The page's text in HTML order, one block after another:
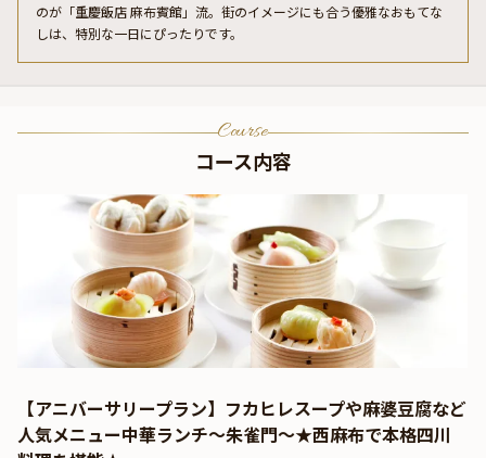
のが「重慶飯店 麻布賓館」流。街のイメージにも合う優雅なおもてな
しは、特別な一日にぴったりです。
Course
コース内容
【アニバーサリープラン】フカヒレスープや麻婆豆腐など
人気メニュー中華ランチ～朱雀門～★西麻布で本格四川